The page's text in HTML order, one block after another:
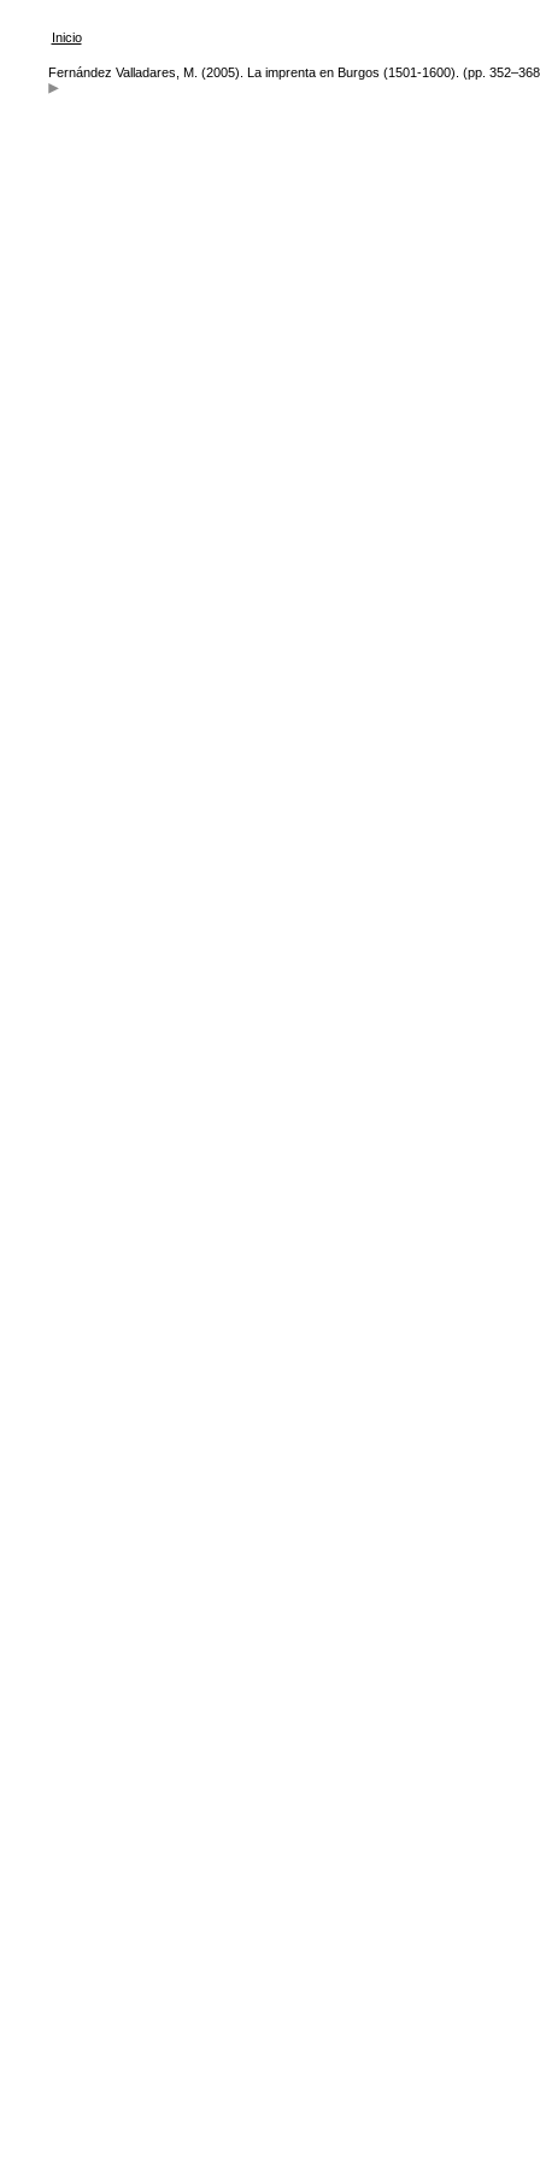
Inicio
Fernández Valladares, M. (2005). La imprenta en Burgos (1501-1600). (pp.